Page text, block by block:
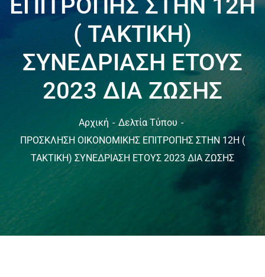
ΕΠΙΤΡΟΠΗΣ ΣΤΗΝ 12Η
( ΤΑΚΤΙΚΗ)
ΣΥΝΕΔΡΙΑΣΗ ΕΤΟΥΣ
2023 ΔΙΑ ΖΩΣΗΣ
Αρχική
Δελτία Τύπου
ΠΡΟΣΚΛΗΣΗ ΟΙΚΟΝΟΜΙΚΗΣ ΕΠΙΤΡΟΠΗΣ ΣΤΗΝ 12Η (
ΤΑΚΤΙΚΗ) ΣΥΝΕΔΡΙΑΣΗ ΕΤΟΥΣ 2023 ΔΙΑ ΖΩΣΗΣ